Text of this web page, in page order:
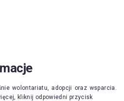
wolontariatu, adopcji oraz wsparcia.
kliknij odpowiedni przycisk